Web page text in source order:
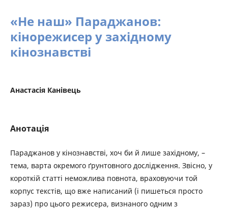
«Не наш» Параджанов:
кінорежисер у західному
кінознавстві
Анастасія Канівець
Анотація
Параджанов у кінознавстві, хоч би й лише західному, –
тема, варта окремого ґрунтовного дослідження. Звісно, у
короткій статті неможлива повнота, враховуючи той
корпус текстів, що вже написаний (і пишеться просто
зараз) про цього режисера, визнаного одним з